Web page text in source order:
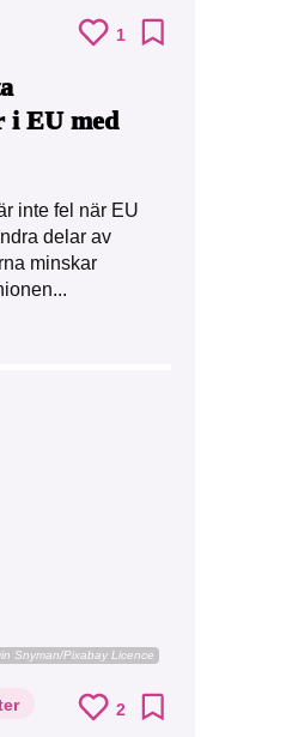
1
i EU med
inte fel när EU
delar av
minskar
Snyman/Pixabay Licence
2